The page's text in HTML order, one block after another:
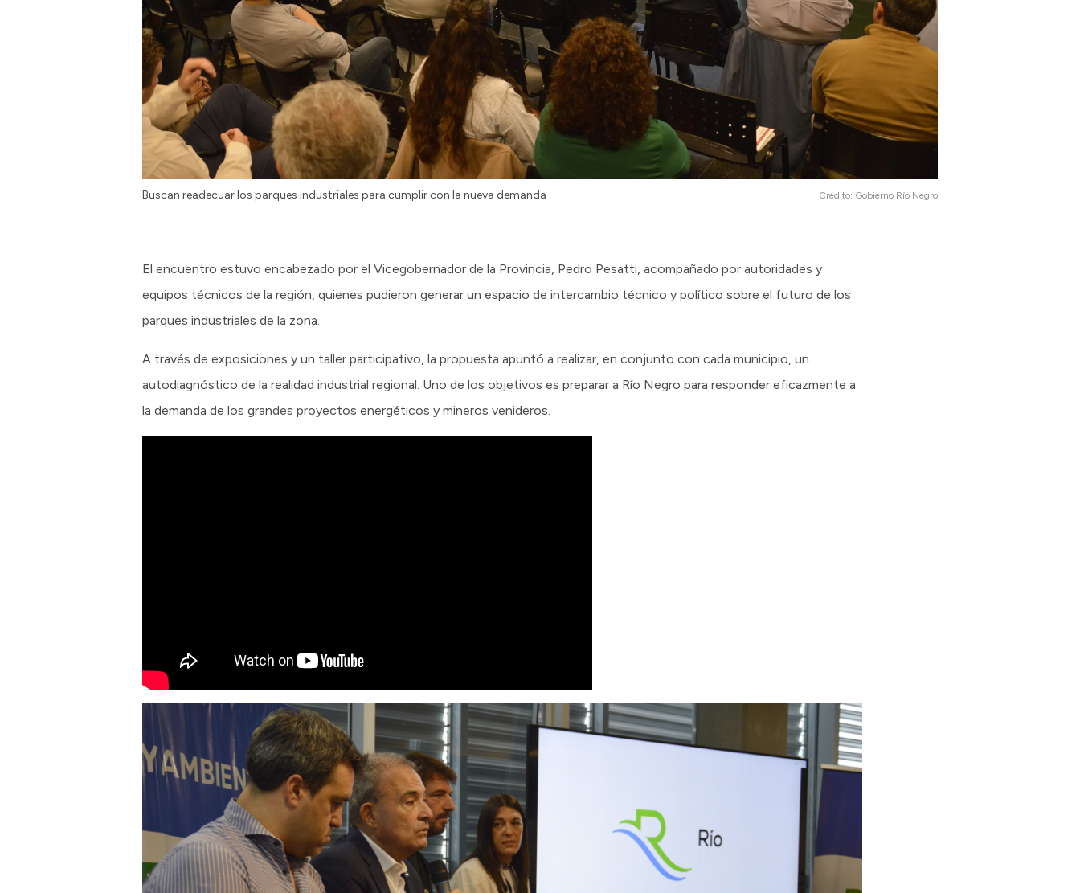
Buscan readecuar los parques industriales para cumplir con la nueva demanda Crédito: Gobierno Río Negro
El encuentro estuvo encabezado por el Vicegobernador de la Provincia, Pedro Pesatti, acompañado por autoridades y
equipos técnicos de la región, quienes pudieron generar un espacio de intercambio técnico y político sobre el futuro de los
parques industriales de la zona.
A través de exposiciones y un taller participativo, la propuesta apuntó a realizar, en conjunto con cada municipio, un
autodiagnóstico de la realidad industrial regional. Uno de los objetivos es preparar a Río Negro para responder eficazmente a
la demanda de los grandes proyectos energéticos y mineros venideros.